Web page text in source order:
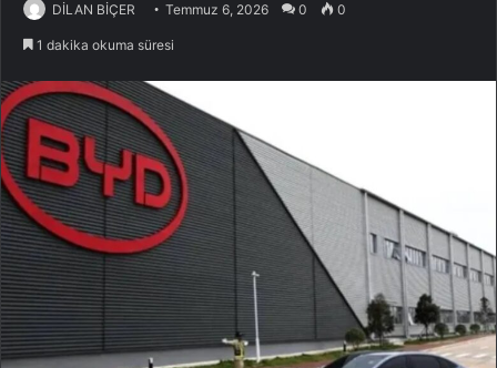
DİLAN BİÇER Temmuz 6, 2026 0 0
1 dakika okuma süresi